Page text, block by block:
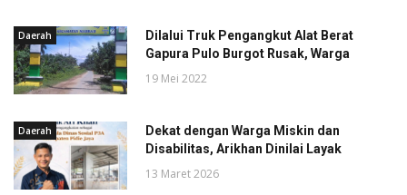
Daerah
Dilalui Truk Pengangkut Alat Berat
Gapura Pulo Burgot Rusak, Warga
19 Mei 2022
Daerah
Dekat dengan Warga Miskin dan
Disabilitas, Arikhan Dinilai Layak
13 Maret 2026